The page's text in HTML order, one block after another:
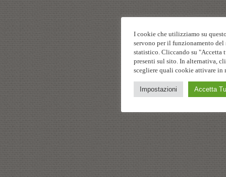
I cookie che utilizziamo su
servono per il funzionamento del
statistico. Cliccando su
presenti sul sito. In alternativa,
scegliere quali cookie attivare in
Impostazioni Accetta